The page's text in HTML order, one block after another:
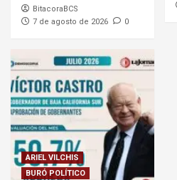
BitacoraBCS
7 de agosto de 2026
0
ARIEL VILCHIS
BURÓ POLÍTICO